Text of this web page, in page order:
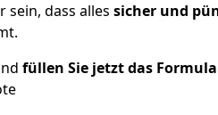
sein, dass alles sicher und
füllen Sie jetzt das